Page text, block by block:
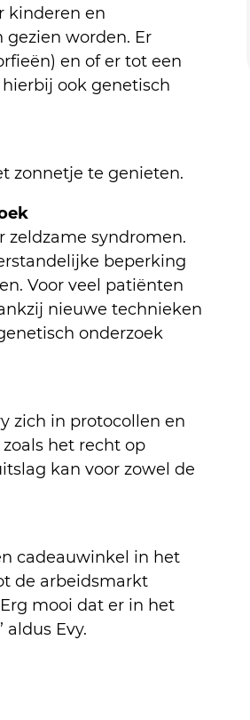
kinderen en
worden. Er
en of er tot een
ook genetisch
zonnetje te genieten.
zeldzame syndromen.
beperking
Voor veel patiënten
nieuwe technieken
onderzoek
zich in protocollen en
het recht op
kan voor zowel de
cadeauwinkel in het
de arbeidsmarkt
mooi dat er in het
aldus Evy.